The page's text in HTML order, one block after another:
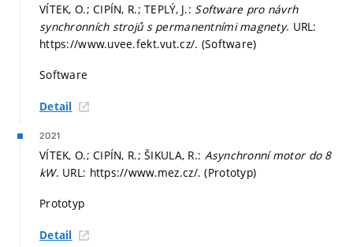
VÍTEK, O.; CIPÍN, R.; TEPLÝ, J.: Software pro návrh
synchronních strojů s permanentními magnety. URL:
https://www.uvee.fekt.vut.cz/. (Software)
Software
Detail
2021
VÍTEK, O.; CIPÍN, R.; ŠIKULA, R.: Asynchronní motor do 8
kW. URL: https://www.mez.cz/. (Prototyp)
Prototyp
Detail